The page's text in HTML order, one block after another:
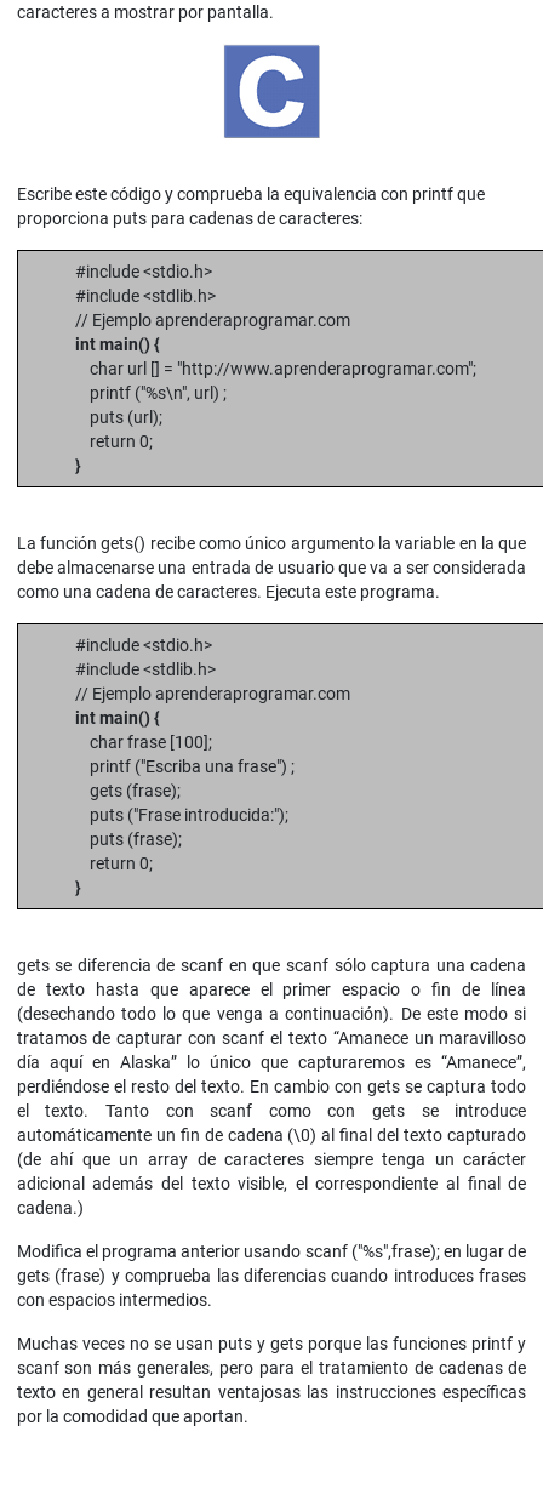
caracteres a mostrar por pantalla.
Escribe este código y comprueba la equivalencia con printf que
proporciona puts para cadenas de caracteres:
#include <stdio.h>
#include <stdlib.h>
// Ejemplo aprenderaprogramar.com
int main() {
char url [] = "http://www.aprenderaprogramar.com";
printf ("%s\n", url) ;
puts (url);
return 0;
}
La función gets() recibe como único argumento la variable en la que
debe almacenarse una entrada de usuario que va a ser considerada
como una cadena de caracteres. Ejecuta este programa.
#include <stdio.h>
#include <stdlib.h>
// Ejemplo aprenderaprogramar.com
int main() {
char frase [100];
printf ("Escriba una frase") ;
gets (frase);
puts ("Frase introducida:");
puts (frase);
return 0;
}
gets se diferencia de scanf en que scanf sólo captura una cadena
de texto hasta que aparece el primer espacio o fin de línea
(desechando todo lo que venga a continuación). De este modo si
tratamos de capturar con scanf el texto “Amanece un maravilloso
día aquí en Alaska” lo único que capturaremos es “Amanece”,
perdiéndose el resto del texto. En cambio con gets se captura todo
el texto. Tanto con scanf como con gets se introduce
automáticamente un fin de cadena (\0) al final del texto capturado
(de ahí que un array de caracteres siempre tenga un carácter
adicional además del texto visible, el correspondiente al final de
cadena.)
Modifica el programa anterior usando scanf ("%s",frase); en lugar de
gets (frase) y comprueba las diferencias cuando introduces frases
con espacios intermedios.
Muchas veces no se usan puts y gets porque las funciones printf y
scanf son más generales, pero para el tratamiento de cadenas de
texto en general resultan ventajosas las instrucciones específicas
por la comodidad que aportan.